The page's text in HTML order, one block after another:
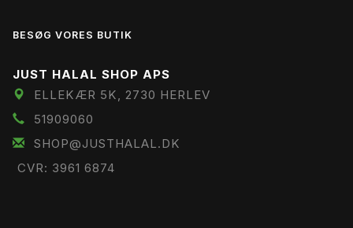
BESØG VORES BUTIK
JUST HALAL SHOP APS
ELLEKÆR 5K, 2730 HERLEV
51909060
SHOP@JUSTHALAL.DK
CVR: 3961 6874